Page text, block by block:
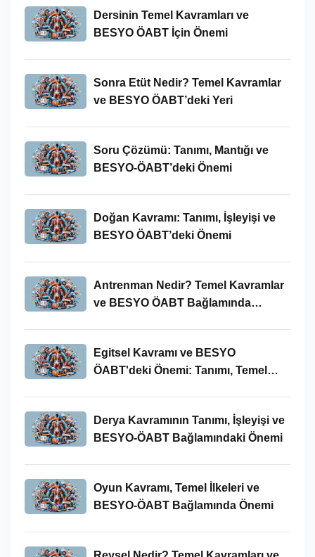
Dersinin Temel Kavramları ve
BESYO ÖABT İçin Önemi
Sonra Etüt Nedir? Temel Kavramlar
ve BESYO ÖABT’deki Yeri
Soru Çözümü: Tanımı, Mantığı ve
BESYO-ÖABT’deki Önemi
Doğan Kavramı: Tanımı, İşleyişi ve
BESYO ÖABT’deki Önemi
Antrenman Nedir? Temel Kavramlar
ve BESYO ÖABT Bağlamında
Egitsel Kavramı ve BESYO
ÖABT'deki Önemi: Tanımı, Temel
Derya Kavramının Tanımı, İşleyişi ve
BESYO-ÖABT Bağlamındaki Önemi
Oyun Kavramı, Temel İlkeleri ve
BESYO-ÖABT Bağlamında Önemi